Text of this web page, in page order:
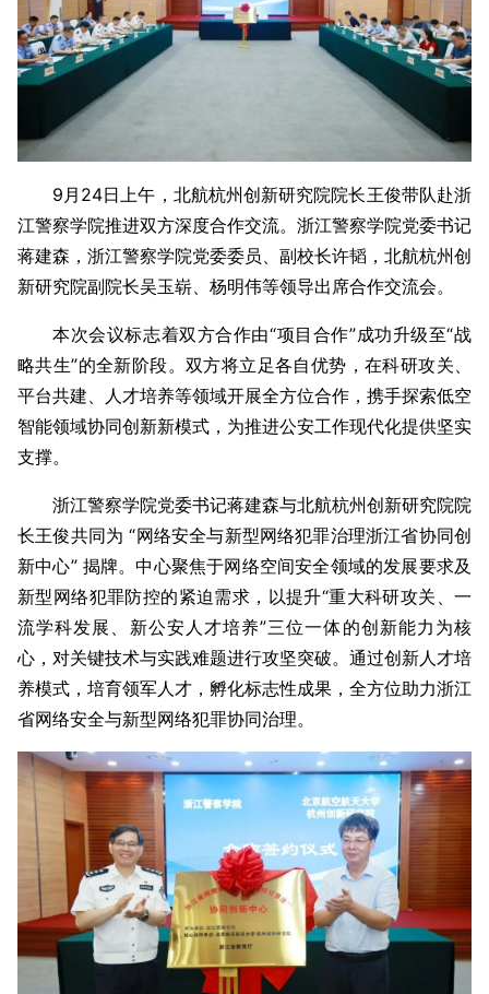
9月24日上午，北航杭州创新研究院院长王俊带队赴浙
江警察学院推进双方深度合作交流。浙江警察学院党委书记
蒋建森，浙江警察学院党委委员、副校长许韬，北航杭州创
新研究院副院长吴玉崭、杨明伟等领导出席合作交流会。
本次会议标志着双方合作由“项目合作”成功升级至“战
略共生”的全新阶段。双方将立足各自优势，在科研攻关、
平台共建、人才培养等领域开展全方位合作，携手探索低空
智能领域协同创新新模式，为推进公安工作现代化提供坚实
支撑。
浙江警察学院党委书记蒋建森与北航杭州创新研究院院
长王俊共同为 “网络安全与新型网络犯罪治理浙江省协同创
新中心” 揭牌。中心聚焦于网络空间安全领域的发展要求及
新型网络犯罪防控的紧迫需求，以提升“重大科研攻关、一
流学科发展、新公安人才培养”三位一体的创新能力为核
心，对关键技术与实践难题进行攻坚突破。通过创新人才培
养模式，培育领军人才，孵化标志性成果，全方位助力浙江
省网络安全与新型网络犯罪协同治理。